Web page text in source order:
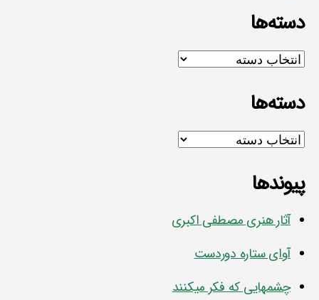
دسته‌ها
دسته‌ها
دسته‌ها
دسته‌ها
پیوندها
آثار هنری مصطفی اکبری
آوای ستاره دوردست
چشمهایی که فکر میکنند